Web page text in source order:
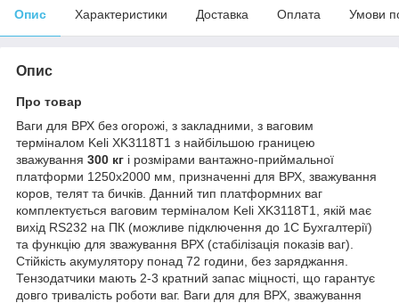
Опис Характеристики Доставка Оплата Умови
Опис
Про товар
Ваги для ВРХ без огорожі, з закладними, з ваговим
терміналом Keli XK3118T1 з найбільшою границею
зважування 300 кг і розмірами вантажно-приймальної
платформи 1250х2000 мм, призначенні для ВРХ, зважування
коров, телят та бичків. Данний тип платформних ваг
комплектується ваговим терміналом Keli XK3118T1, якій має
вихід RS232 на ПК (можливе підключення до 1С Бухгалтерії)
та функцію для зважування ВРХ (стабілізація показів ваг).
Стійкість акумулятору понад 72 години, без заряджання.
Тензодатчики мають 2-3 кратний запас міцності, що гарантує
довго тривалість роботи ваг. Ваги для для ВРХ, зважування